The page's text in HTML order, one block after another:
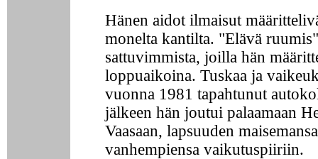
Hänen aidot ilmaisut
monelta kantilta. "Elävä
sattuvimmista, joilla hän
loppuaikoina. Tuskaa ja
vuonna 1981 tapahtunut
jälkeen hän joutui palaamaan
Vaasaan, lapsuuden
vanhempiensa vaikutuspiiriin.